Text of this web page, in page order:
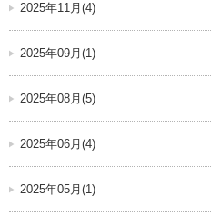
2025年11月(4)
2025年09月(1)
2025年08月(5)
2025年06月(4)
2025年05月(1)